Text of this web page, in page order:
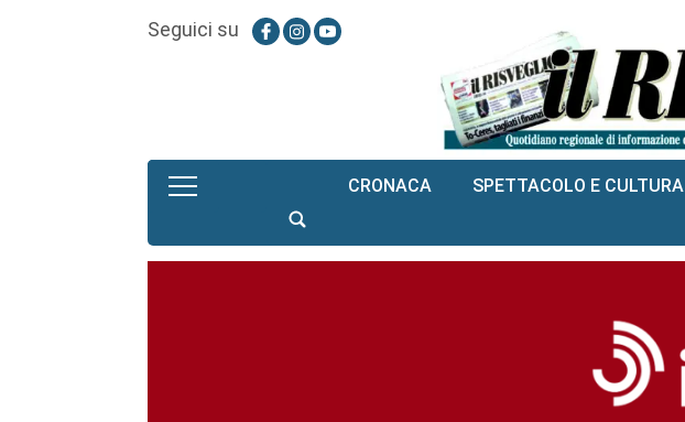
Seguici su
CRONACA SPETTACOLO E CULTURA